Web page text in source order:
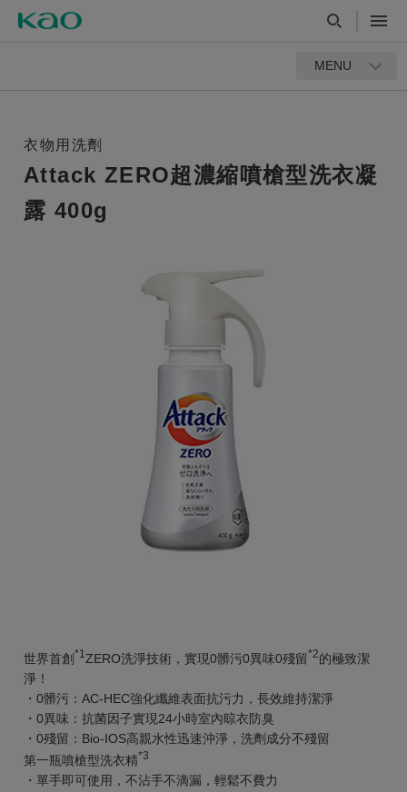
MENU
衣物用洗劑
Attack ZERO超濃縮噴槍型洗衣凝
露 400g
世界首創 *1 ZERO洗淨技術，實現0髒污0異味0殘留*2的極致潔
淨！
・0髒污：AC-HEC強化纖維表面抗污力，長效維持潔淨
・0異味：抗菌因子實現24小時室內晾衣防臭
・0殘留：Bio-IOS高親水性迅速沖淨，洗劑成分不殘留
第一瓶噴槍型洗衣精*3
・單手即可使用，不沾手不滴漏，輕鬆不費力